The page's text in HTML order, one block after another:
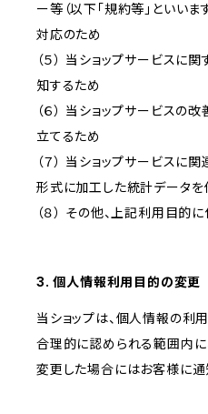
ー等（以下「規約等」といいま
対応のため
（５） 当ショップサービスに
知するため
（６） 当ショップサービスの
立てるため
（７） 当ショップサービスに
形式に加工した統計データを
（８） その他、上記利用目的
3. 個人情報利用目的の変更
当ショップは、個人情報の利
合理的に認められる範囲内に
変更した場合にはお客様に通